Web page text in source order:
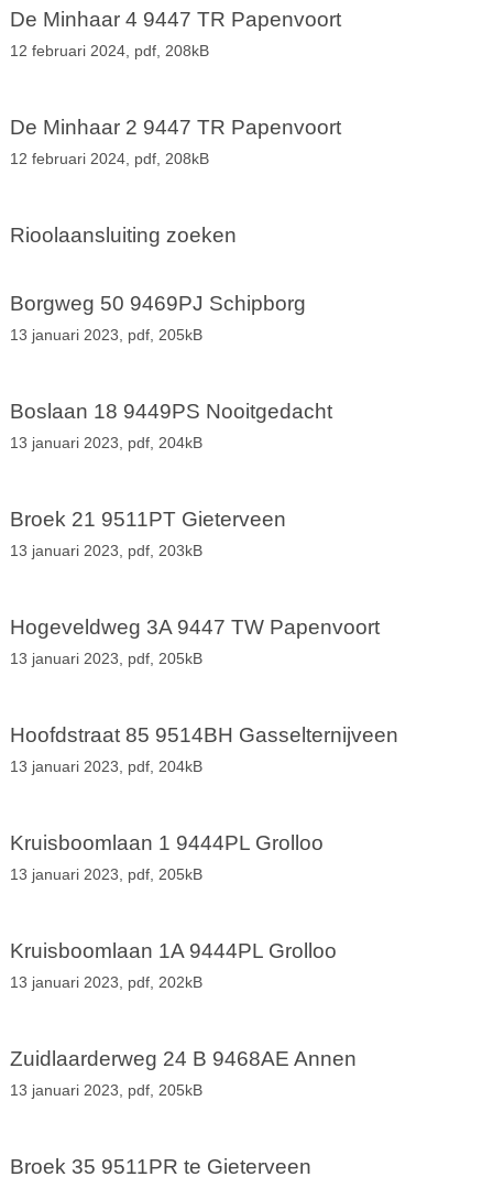
De Minhaar 4 9447 TR Papenvoort
12 februari 2024, pdf, 208kB
De Minhaar 2 9447 TR Papenvoort
12 februari 2024, pdf, 208kB
Rioolaansluiting zoeken
Borgweg 50 9469PJ Schipborg
13 januari 2023, pdf, 205kB
Boslaan 18 9449PS Nooitgedacht
13 januari 2023, pdf, 204kB
Broek 21 9511PT Gieterveen
13 januari 2023, pdf, 203kB
Hogeveldweg 3A 9447 TW Papenvoort
13 januari 2023, pdf, 205kB
Hoofdstraat 85 9514BH Gasselternijveen
13 januari 2023, pdf, 204kB
Kruisboomlaan 1 9444PL Grolloo
13 januari 2023, pdf, 205kB
Kruisboomlaan 1A 9444PL Grolloo
13 januari 2023, pdf, 202kB
Zuidlaarderweg 24 B 9468AE Annen
13 januari 2023, pdf, 205kB
Broek 35 9511PR te Gieterveen